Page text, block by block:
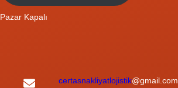
Pazar Kapalı
certasnakliyatlojistik@gmail.com